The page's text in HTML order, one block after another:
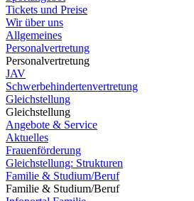
Tickets und Preise
Wir über uns
Allgemeines
Personalvertretung
Personalvertretung
JAV
Schwerbehindertenvertretung
Gleichstellung
Gleichstellung
Angebote & Service
Aktuelles
Frauenförderung
Gleichstellung: Strukturen
Familie & Studium/Beruf
Familie & Studium/Beruf